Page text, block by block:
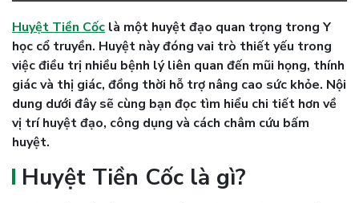
Huyệt Tiền Cốc là một huyệt đạo quan trọng trong Y
học cổ truyền. Huyệt này đóng vai trò thiết yếu trong
việc điều trị nhiều bệnh lý liên quan đến mũi họng, thính
giác và thị giác, đồng thời hỗ trợ nâng cao sức khỏe. Nội
dung dưới đây sẽ cùng bạn đọc tìm hiểu chi tiết hơn về
vị trí huyệt đạo, công dụng và cách châm cứu bấm
huyệt.
Huyệt Tiền Cốc là gì?